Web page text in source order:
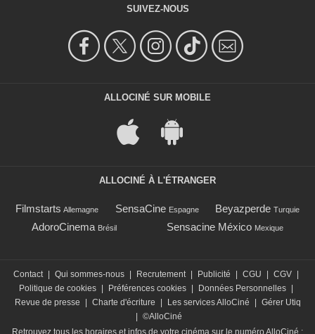
SUIVEZ-NOUS
ALLOCINÉ SUR MOBILE
ALLOCINÉ À L'ÉTRANGER
Filmstarts Allemagne SensaCine Espagne Beyazperde Turquie
AdoroCinema Brésil Sensacine México Mexique
Contact | Qui sommes-nous | Recrutement | Publicité | CGU | CGV |
Politique de cookies | Préférences cookies | Données Personnelles |
Revue de presse
| Charte d'écriture | Les services AlloCiné | Gérer Utiq
| ©AlloCiné
Retrouvez tous les horaires et infos de votre cinéma sur le numéro AlloCiné :